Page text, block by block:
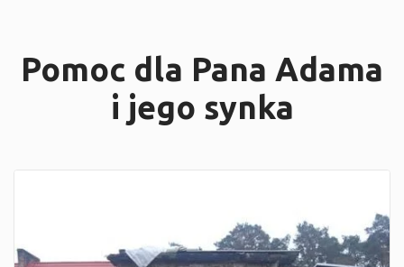
Pomoc dla Pana Adama
i jego synka